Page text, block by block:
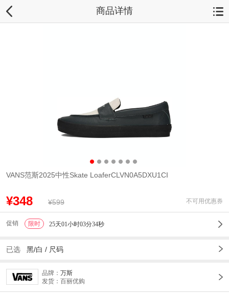
商品详情
VANS范斯2025中性Skate LoaferCLVN0A5DXU1CI
¥348 ¥599 不可用优惠券
促销 限时 25天01小时03分34秒
已选 黑/白 / 尺码
品牌： 万斯
发货：百丽优购